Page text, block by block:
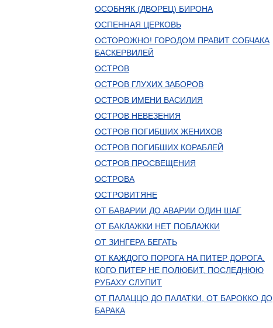
ОСОБНЯК (ДВОРЕЦ) БИРОНА
ОСПЕННАЯ ЦЕРКОВЬ
ОСТОРОЖНО! ГОРОДОМ ПРАВИТ СОБЧАКА
БАСКЕРВИЛЕЙ
ОСТРОВ
ОСТРОВ ГЛУХИХ ЗАБОРОВ
ОСТРОВ ИМЕНИ ВАСИЛИЯ
ОСТРОВ НЕВЕЗЕНИЯ
ОСТРОВ ПОГИБШИХ ЖЕНИХОВ
ОСТРОВ ПОГИБШИХ КОРАБЛЕЙ
ОСТРОВ ПРОСВЕЩЕНИЯ
ОСТРОВА
ОСТРОВИТЯНЕ
ОТ БАВАРИИ ДО АВАРИИ ОДИН ШАГ
ОТ БАКЛАЖКИ НЕТ ПОБЛАЖКИ
ОТ ЗИНГЕРА БЕГАТЬ
ОТ КАЖДОГО ПОРОГА НА ПИТЕР ДОРОГА.
КОГО ПИТЕР НЕ ПОЛЮБИТ, ПОСЛЕДНЮЮ
РУБАХУ СЛУПИТ
ОТ ПАЛАЦЦО ДО ПАЛАТКИ, ОТ БАРОККО ДО
БАРАКА